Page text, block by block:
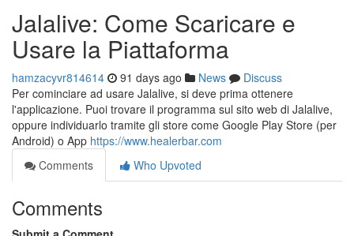
Jalalive: Come Scaricare e
Usare la Piattaforma
hamzacyvr814614 91 days ago News
Discuss
Per cominciare ad usare Jalalive, si deve prima ottenere
l'applicazione. Puoi trovare il programma sul sito web di Jalalive,
oppure individuarlo tramite gli store come Google Play Store (per
Android) o App https://www.healerbar.com
Comments
Who Upvoted
Comments